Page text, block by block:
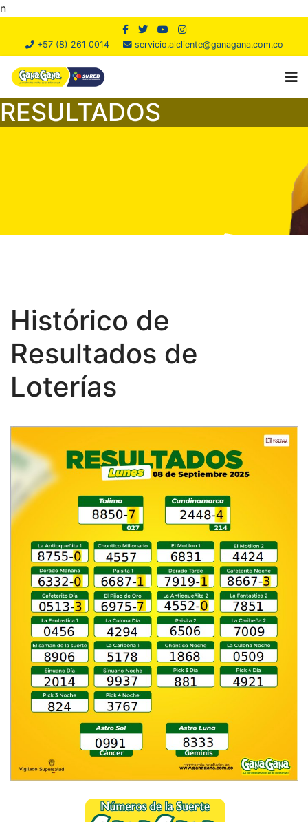
n
+57 (8) 261 0014 servicio.alcliente@ganagana.com.co
RESULTADOS
Histórico de
Resultados de
Loterías